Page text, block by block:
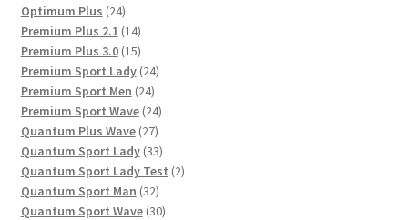
Optimum Plus 2424
Produkte
Premium Plus 2.1 1414
Produkte
Premium Plus 3.0 1515
Produkte
Premium Sport Lady 2424
Premium Sport Men 2424
Produkte
Premium Sport Wave 2424
Produkte
Quantum Plus Wave 2727
Produkte
Quantum Sport Lady 3333
Produkte
Quantum Sport Lady Test 22
Quantum Sport Man 3232
Produkte
Quantum Sport Wave 3030